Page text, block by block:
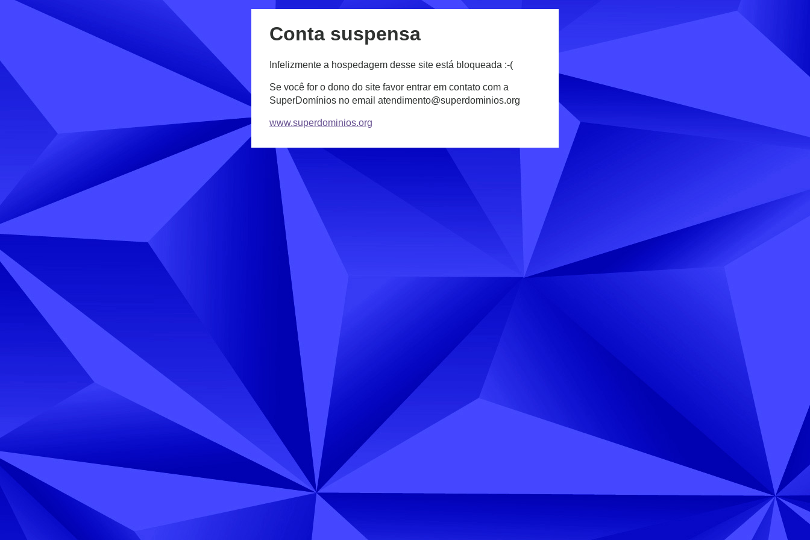
Conta suspensa
Infelizmente a hospedagem desse site está bloqueada :-(
Se você for o dono do site favor entrar em contato com a
SuperDomínios no email atendimento@superdominios.org
www.superdominios.org